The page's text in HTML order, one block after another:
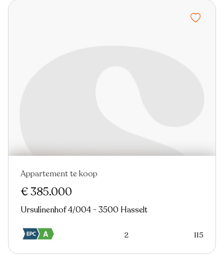
Nieuw
Appartement te koop
€ 385.000
Ursulinenhof 4/004 - 3500 Hasselt
2 115